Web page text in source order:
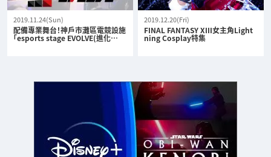
2019.11.24(Sun)
配備專業舞台！神戶市灘區電競設施
「esports stage EVOLVE(進化…
2019.12.20(Fri)
FINAL FANTASY XIII女主角Light
ning Cosplay特集